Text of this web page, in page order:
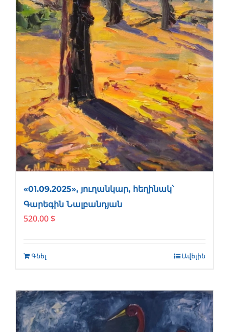
«01.09.2025», յուղանկար, հեղինակ՝
Գարեգին Նալբանդյան
520.00 $
Գնել Ավելին